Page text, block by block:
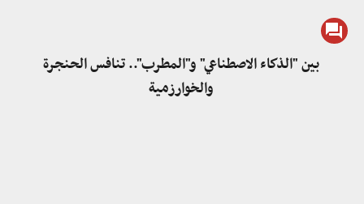
بين "الذكاء الاصطناعي" و"المطرب".. تنافس الحنجرة
والخوارزمية